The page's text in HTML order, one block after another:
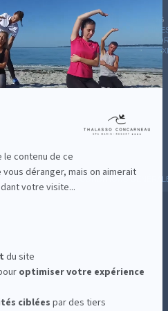
le contenu de ce
déranger, mais on aimerait
votre visite...
du site
optimiservotre expérience
ciblées par des tiers
CADEAUX
HÉBERGEMENT
LE BLOG
AVIS
D'HYGIÈNE CONDITIONS